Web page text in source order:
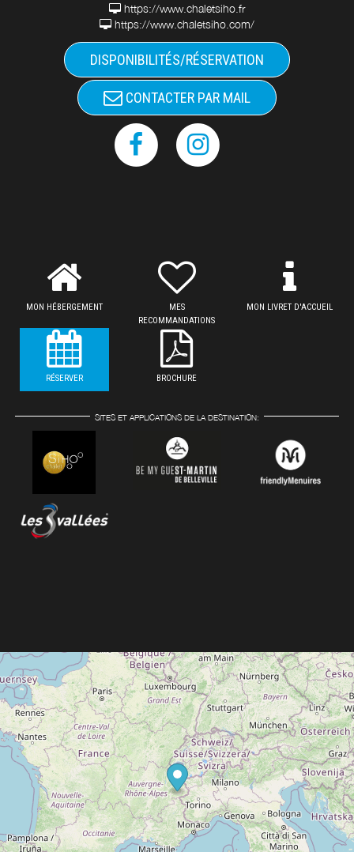
https://www.chaletsiho.fr
https://www.chaletsiho.com/
DISPONIBILITÉS/RÉSERVATION
CONTACTER PAR MAIL
MON HÉBERGEMENT
MES
RECOMMANDATIONS
MON LIVRET D'ACCUEIL
RÉSERVER BROCHURE
SITES ET APPLICATIONS DE LA DESTINATION: